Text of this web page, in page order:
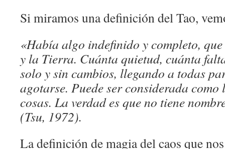
Si miramos una definición del Tao,
«Había algo indefinido y completo,
y la Tierra. Cuánta quietud, cuánta
solo y sin cambios, llegando a todas
agotarse. Puede ser considerada como
cosas. La verdad es que no tiene
(Tsu, 1972).
La definición de magia del caos que